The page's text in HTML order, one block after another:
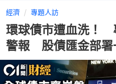
經濟 專題人訪
環球債市遭血洗！
警報 股債匯金部署